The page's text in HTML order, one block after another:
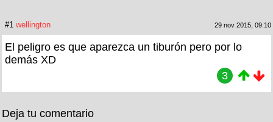
#1 wellington 29 nov 2015, 09:10
El peligro es que aparezca un tiburón pero por lo
demás XD
3
Deja tu comentario